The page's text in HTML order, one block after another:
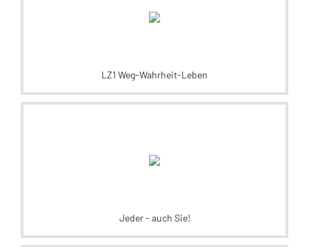
LZ1 Weg-Wahrheit-Leben
Jeder - auch Sie!